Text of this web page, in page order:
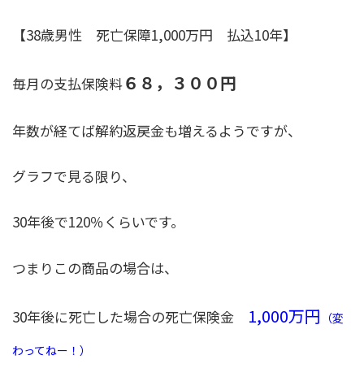
【38歳男性 死亡保障1,000万円 払込10年】
毎月の支払保険料６８，３００円
年数が経てば解約返戻金も増えるようですが、
グラフで見る限り、
30年後で120％くらいです。
つまりこの商品の場合は、
30年後に死亡した場合の死亡保険金 1,000万円 （変
わってねー！）